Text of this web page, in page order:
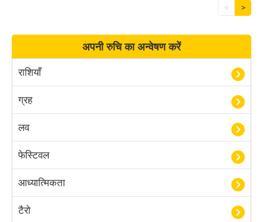
< >
अपनी रुचि का अन्वेषण करें
राशियाँ
ग्रह
लव
फेस्टिवल
आध्यात्मिकता
टैरो